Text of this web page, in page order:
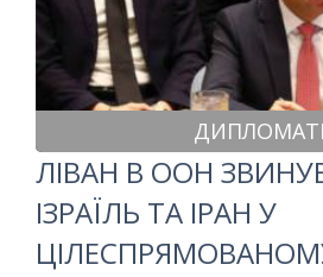
ЛІВАН В ООН
ІЗРАЇЛЬ ТА ІРАН У